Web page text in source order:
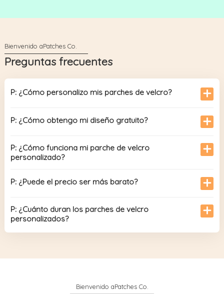
Preguntas frecuentes
P: ¿Cómo personalizo mis parches de velcro?
P: ¿Cómo obtengo mi diseño gratuito?
P: ¿Cómo funciona mi parche de velcro
personalizado?
P: ¿Puede el precio ser más barato?
P: ¿Cuánto duran los parches de velcro
personalizados?